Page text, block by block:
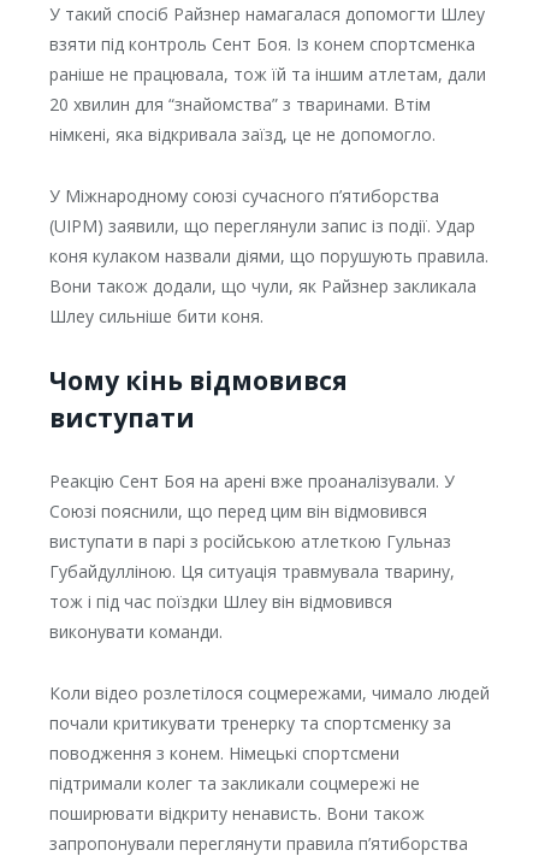
У такий спосіб Райзнер намагалася допомогти Шлеу
взяти під контроль Сент Боя. Із конем спортсменка
раніше не працювала, тож їй та іншим атлетам, дали
20 хвилин для “знайомства” з тваринами. Втім
німкені, яка відкривала заїзд, це не допомогло.
У Міжнародному союзі сучасного п’ятиборства
(UIPM) заявили, що переглянули запис із події. Удар
коня кулаком назвали діями, що порушують правила.
Вони також додали, що чули, як Райзнер закликала
Шлеу сильніше бити коня.
Чому кінь відмовився
виступати
Реакцію Сент Боя на арені вже проаналізували. У
Союзі пояснили, що перед цим він відмовився
виступати в парі з російською атлеткою Гульназ
Губайдулліною. Ця ситуація травмувала тварину,
тож і під час поїздки Шлеу він відмовився
виконувати команди.
Коли відео розлетілося соцмережами, чимало людей
почали критикувати тренерку та спортсменку за
поводження з конем. Німецькі спортсмени
підтримали колег та закликали соцмережі не
поширювати відкриту ненависть. Вони також
запропонували переглянути правила п’ятиборства